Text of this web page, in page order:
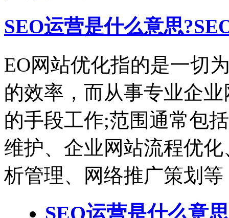
SEO运营是什么意思
EO网站优化指的是一切
的效率，而从事专业企
的手段工作;范围通常包
维护、企业网站流程优
析管理、网络推广策划等
SEO运营是什么意